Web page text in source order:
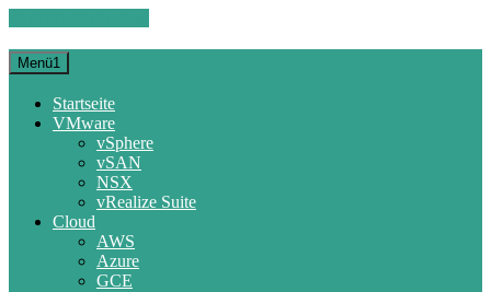
Menü1
Startseite
VMware
vSphere
vSAN
NSX
vRealize Suite
Cloud
AWS
Azure
GCE